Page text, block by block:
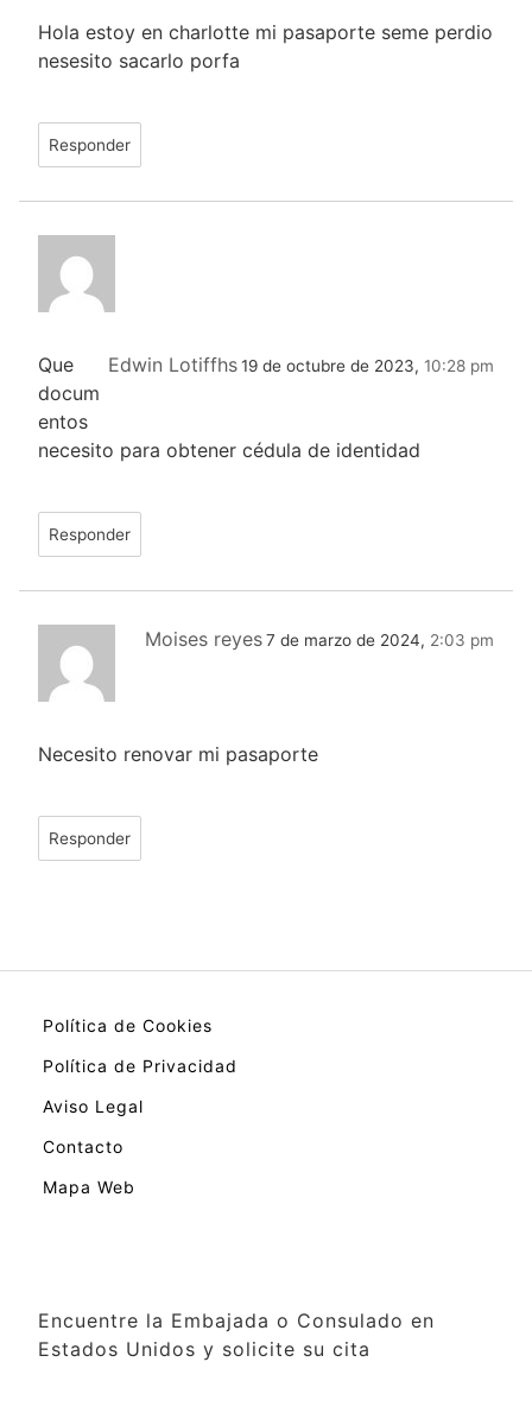
Hola estoy en charlotte mi pasaporte seme perdio
nesesito sacarlo porfa
Responder
Edwin Lotiffhs19 de octubre de 2023, 10:28 pm
Que
docum
entos
necesito para obtener cédula de identidad
Responder
Moises reyes7 de marzo de 2024, 2:03 pm
Necesito renovar mi pasaporte
Responder
Política de Cookies
Política de Privacidad
Aviso Legal
Contacto
Mapa Web
Encuentre la Embajada o Consulado en
Estados Unidos y solicite su cita